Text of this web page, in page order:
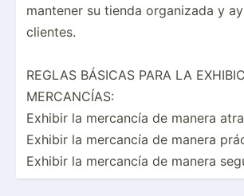
mantener su tienda organizada y
clientes.
REGLAS BÁSICAS PARA LA
MERCAN­CÍAS:
Exhibir la mercancía de manera
Exhibir la mercancía de manera
Exhibir la mercancía de manera